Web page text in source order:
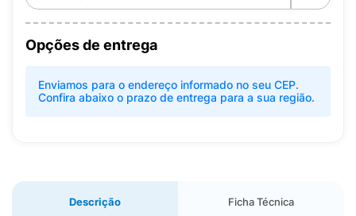
Opções de entrega
Enviamos para o endereço informado no seu CEP.
Confira abaixo o prazo de entrega para a sua região.
Descrição Ficha Técnica